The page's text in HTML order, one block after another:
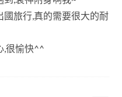
國旅行,真的需要很大的耐
,很愉快^^